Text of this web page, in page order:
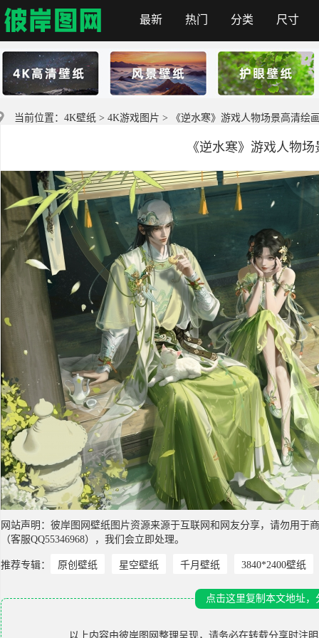
彼岸图网
最新 热门 分类 尺寸
当前位置： 4K壁纸 > 4K游戏图片 > 《逆水寒》游戏人物场景高清绘
《逆水寒》游戏人物
网站声明：彼岸图网壁纸图片资源来源于互联网和网友分享，请勿用
（客服QQ55346968），我们会立即处理。
推荐专辑： 原创壁纸 星空壁纸 千月壁纸 3840*2400壁纸
点击这里复制本文地址
以上内容由彼岸图网 整理呈现，请务必在转载分享时注